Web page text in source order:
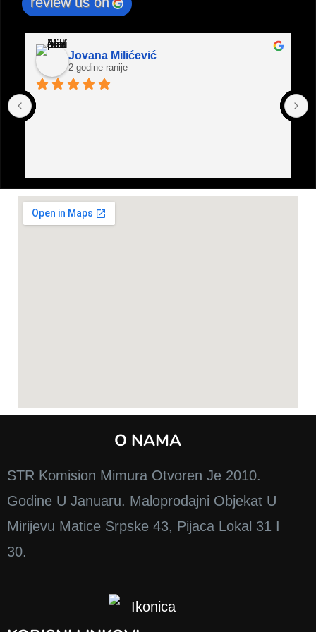
Jovana Milićević
2 godine ranije
O NAMA
STR Komision Mimura Otvoren Je 2010.
Godine U Januaru. Maloprodajni Objekat U
Mirijevu Matice Srpske 43, Pijaca Lokal 31 I
30.